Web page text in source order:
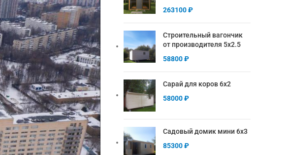
263100₽
Строительный вагончик
от производителя 5х2.5
58800₽
Сарай для коров 6х2
58000₽
Садовый домик мини 6х3
85300₽